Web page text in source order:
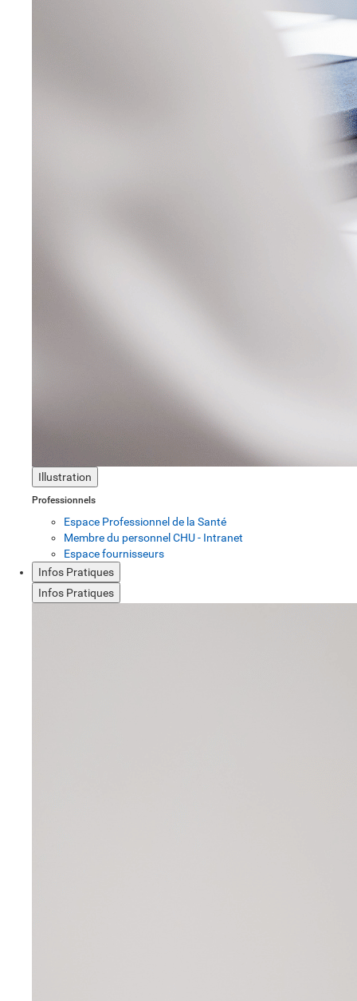
Illustration
Professionnels
Espace Professionnel de la Santé
Membre du personnel CHU - Intranet
Espace fournisseurs
Infos Pratiques
Infos Pratiques